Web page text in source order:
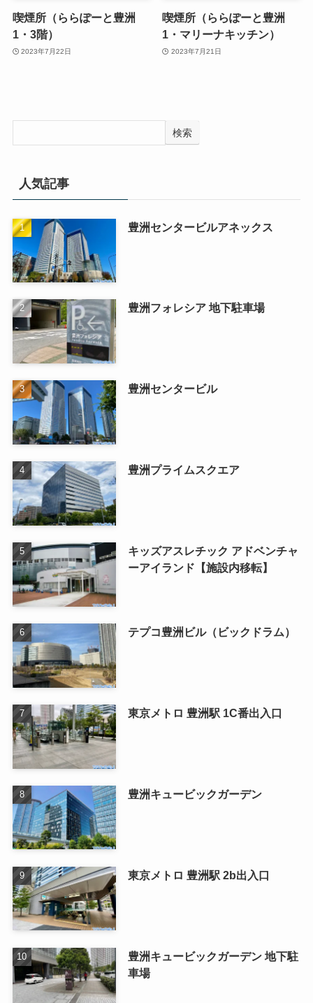
喫煙所（ららぽーと豊洲
1・3階）
2023年7月22日
喫煙所（ららぽーと豊洲
1・マリーナキッチン）
2023年7月21日
検索
人気記事
豊洲センタービルアネックス
豊洲フォレシア 地下駐車場
豊洲センタービル
豊洲プライムスクエア
キッズアスレチック アドベンチャ
ーアイランド【施設内移転】
テプコ豊洲ビル（ビックドラム）
東京メトロ 豊洲駅 1C番出入口
豊洲キュービックガーデン
東京メトロ 豊洲駅 2b出入口
豊洲キュービックガーデン 地下駐
車場